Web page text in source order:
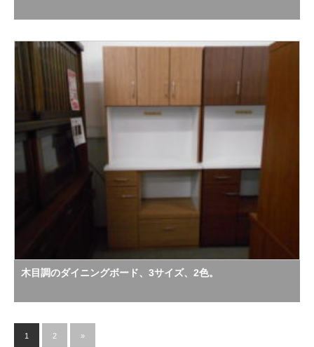
木目調のダイニングボード、3サイズ、2色。
1 2 »